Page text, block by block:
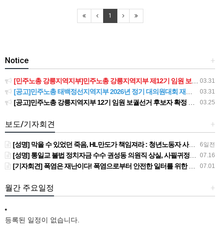
1
+
Notice
03.31
[민주노총 강릉지역지부]민주노총 강릉지역지부 제12기 임원 보궐선거결과 공고
03.31
[공고]민주노총 태백정선지역지부 2026년 정기 대의원대회 재소집 건
03.25
[공고]민주노총 강릉지역지부 12기 임원 보궐선거 후보자 확정 공고
+
보도/기자회견
6일전
[성명] 막을 수 있었던 죽음, HL만도가 책임져라 : 청년노동자 사망사고의 철저한 진상규명과 재발방지 대책 마련하라
07.16
[성명] 통일교 불법 정치자금 수수 권성동 의원직 상실, 사필귀정이다
07.01
[기자회견] 폭염은 재난이다! 폭염으로부터 안전한 일터를 위한 민주노총 강원지역본부 폭염감시단 선포 기자회견
+
월간 주요일정
등록된 일정이 없습니다.